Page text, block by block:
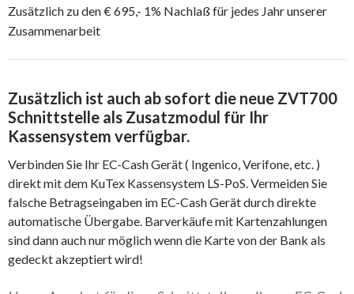
Zusätzlich zu den € 695,- 1% Nachlaß für jedes Jahr unserer
Zusammenarbeit
Zusätzlich ist auch ab sofort die neue ZVT700
Schnittstelle als Zusatzmodul für Ihr
Kassensystem verfügbar.
Verbinden Sie Ihr EC-Cash Gerät ( Ingenico, Verifone, etc. )
direkt mit dem KuTex Kassensystem LS-PoS. Vermeiden Sie
falsche Betragseingaben im EC-Cash Gerät durch direkte
automatische Übergabe. Barverkäufe mit Kartenzahlungen
sind dann auch nur möglich wenn die Karte von der Bank als
gedeckt akzeptiert wird!